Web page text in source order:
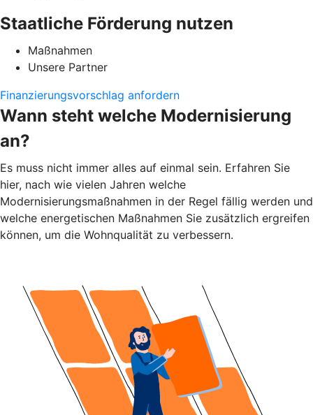
Staatliche Förderung nutzen
Maßnahmen
Unsere Partner
Finanzierungsvorschlag anfordern
Wann steht welche Modernisierung
an?
Es muss nicht immer alles auf einmal sein. Erfahren Sie
hier, nach wie vielen Jahren welche
Modernisierungsmaßnahmen in der Regel fällig werden und
welche energetischen Maßnahmen Sie zusätzlich ergreifen
können, um die Wohnqualität zu verbessern.